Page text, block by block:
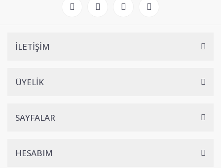
İLETİŞİM
ÜYELİK
SAYFALAR
HESABIM